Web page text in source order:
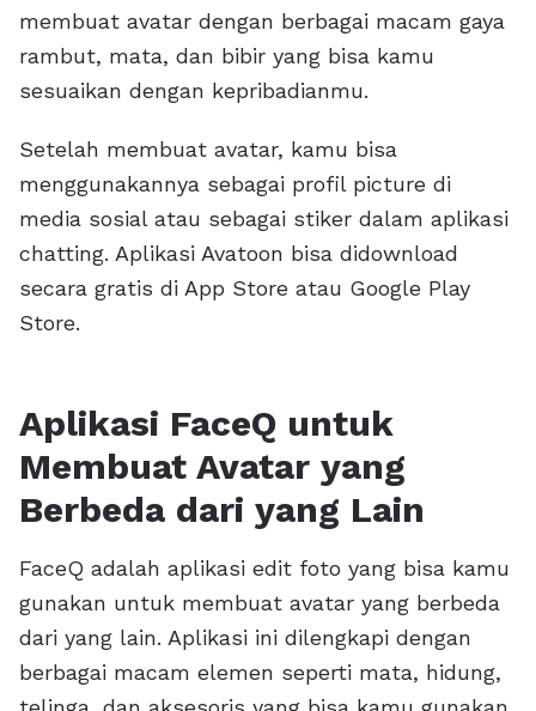
membuat avatar dengan berbagai macam gaya
rambut, mata, dan bibir yang bisa kamu
sesuaikan dengan kepribadianmu.
Setelah membuat avatar, kamu bisa
menggunakannya sebagai profil picture di
media sosial atau sebagai stiker dalam aplikasi
chatting. Aplikasi Avatoon bisa didownload
secara gratis di App Store atau Google Play
Store.
Aplikasi FaceQ untuk
Membuat Avatar yang
Berbeda dari yang Lain
FaceQ adalah aplikasi edit foto yang bisa kamu
gunakan untuk membuat avatar yang berbeda
dari yang lain. Aplikasi ini dilengkapi dengan
berbagai macam elemen seperti mata, hidung,